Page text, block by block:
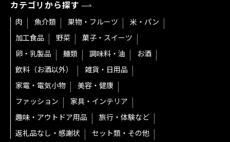
カテゴリから探す
肉 魚介類 果物・フルーツ
米・パン
加工食品
野菜
菓子・スイーツ
卵・乳製品
麺類 調味料・油
お酒
飲料（お酒以外）
雑貨・日用品
家電・電気小物
美容・健康
ファッション
家具・インテリア
趣味・アウトドア用品
旅行・体験など
返礼品なし・感謝状
セット類・その他